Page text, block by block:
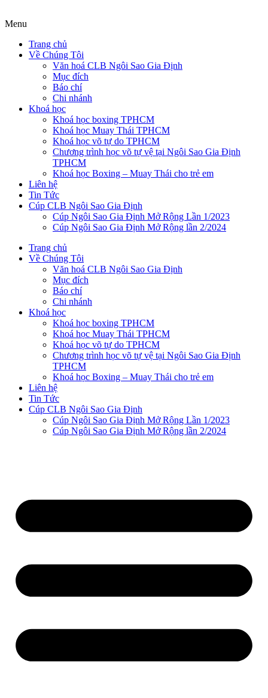
Menu
Trang chủ
Về Chúng Tôi
Văn hoá CLB Ngôi Sao Gia Định
Mục đích
Báo chí
Chi nhánh
Khoá học
Khoá học boxing TPHCM
Khoá học Muay Thái TPHCM
Khoá học võ tự do TPHCM
Chương trình học võ tự vệ tại Ngôi Sao Gia Định
TPHCM
Khoá học Boxing – Muay Thái cho trẻ em
Liên hệ
Tin Tức
Cúp CLB Ngôi Sao Gia Định
Cúp Ngôi Sao Gia Định Mở Rộng Lần 1/2023
Cúp Ngôi Sao Gia Định Mở Rộng lần 2/2024
Trang chủ
Về Chúng Tôi
Văn hoá CLB Ngôi Sao Gia Định
Mục đích
Báo chí
Chi nhánh
Khoá học
Khoá học boxing TPHCM
Khoá học Muay Thái TPHCM
Khoá học võ tự do TPHCM
Chương trình học võ tự vệ tại Ngôi Sao Gia Định
TPHCM
Khoá học Boxing – Muay Thái cho trẻ em
Liên hệ
Tin Tức
Cúp CLB Ngôi Sao Gia Định
Cúp Ngôi Sao Gia Định Mở Rộng Lần 1/2023
Cúp Ngôi Sao Gia Định Mở Rộng lần 2/2024